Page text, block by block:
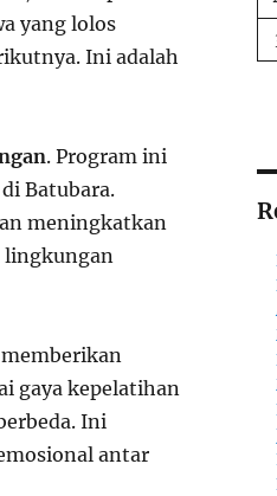
yang lolos
Ini adalah
. Program ini
Batubara.
meningkatkan
lingkungan
gaya kepelatihan
Ini
antar